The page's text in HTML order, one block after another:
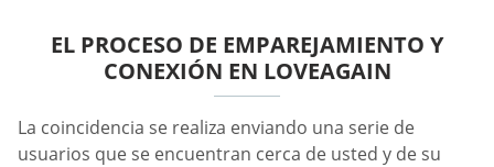
EL PROCESO DE EMPAREJAMIENTO Y
CONEXIÓN EN LOVEAGAIN
La coincidencia se realiza enviando una serie de
usuarios que se encuentran cerca de usted y de su